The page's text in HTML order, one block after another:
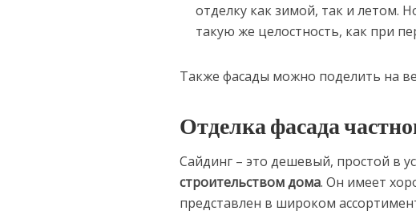
отделку как зимой, так и летом.
такую же целостность, как при
Также фасады можно поделить на
Отделка фасада
Сайдинг – это дешевый, простой в
строительством дома. Он имеет
представлен в широком